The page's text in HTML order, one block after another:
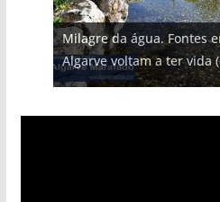
Milagre da água. Fontes
Algarve voltam a ter vida
Foto do dia: uma cidade
entre redes e fábricas
Projeto milionário:
milhões de euros na
hotéis (com vídeo)
Tapas do mar a 3 euros
gastronómica nasce no
Tempestades roubam
arribas em risco no